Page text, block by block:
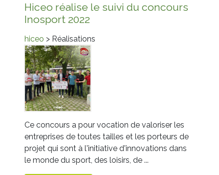
Hiceo réalise le suivi du concours
Inosport 2022
hiceo > Réalisations
Ce concours a pour vocation de valoriser les
entreprises de toutes tailles et les porteurs de
projet qui sont à l'initiative d'innovations dans
le monde du sport, des loisirs, de ...